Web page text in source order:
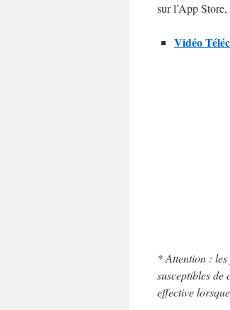
sur l’App
Vidéo
* Attention : les
susceptibles
effective